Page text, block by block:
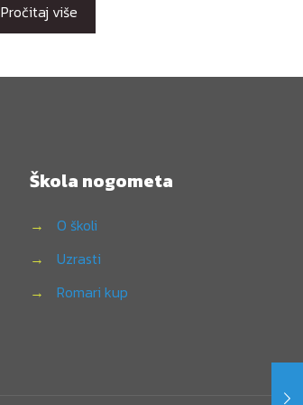
Pročitaj više
Škola nogometa
→
O školi
→
Uzrasti
→
Romari kup